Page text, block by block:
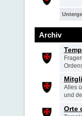
Archiv
Alles
und
Orte